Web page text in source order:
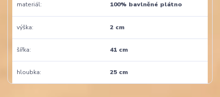
materiál 100% bavlněné plátno
výška 2 cm
šířka 41 cm
hloubka 25 cm